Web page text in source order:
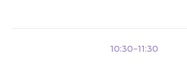
10:30−11:30